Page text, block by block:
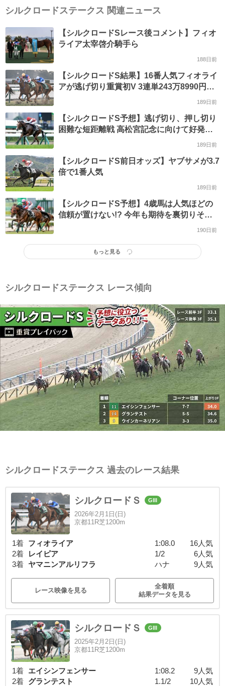
シルクロードステークス 関連ニュース
【シルクロードSレース後コメント】フィオ
ライア太宰啓介騎手ら
188日前
【シルクロードS結果】16番人気フィオライ
アが逃げ切り重賞初V 3連単243万8990円の
189日前
【シルクロードS予想】逃げ切り、押し切り
困難な短距離戦 高松宮記念に向けて好発進
189日前
【シルクロードS前日オッズ】ヤブサメが3.7
倍で1番人気
189日前
【シルクロードS予想】4歳馬は人気ほどの
信頼が置けない!? 今年も期待を裏切りそう
190日前
もっと見る
シルクロードステークス レース傾向
シルクロードステークス 過去のレース結果
シルクロードＳ GIII
2026年2月1日(日)
京都11R芝1200m
1着 フィオライア 1:08.0
16人気
2着
レイピア 1/2
6人気
3着 ヤマニンアルリフラ ハナ 9人気
レース映像を見る
全着順
結果データを見る
シルクロードＳ GIII
2025年2月2日(日)
京都11R芝1200m
1着 エイシンフェンサー 1:08.2
9人気
2着 グランテスト 1.1/2
10人気